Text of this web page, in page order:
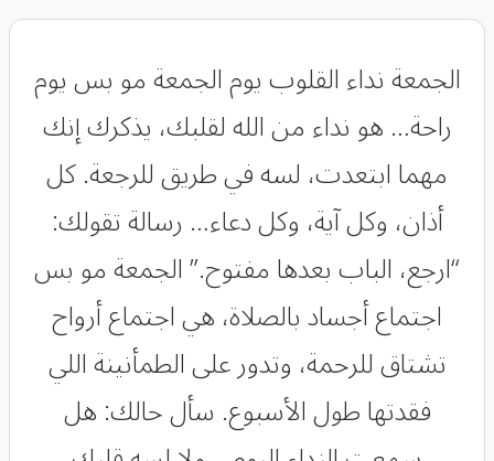
الجمعة نداء القلوب يوم الجمعة مو بس يوم
راحة… هو نداء من الله لقلبك، يذكرك إنك
مهما ابتعدت، لسه في طريق للرجعة. كل
أذان، وكل آية، وكل دعاء… رسالة تقولك:
“ارجع، الباب بعدها مفتوح.” الجمعة مو بس
اجتماع أجساد بالصلاة، هي اجتماع أرواح
تشتاق للرحمة، وتدور على الطمأنينة اللي
فقدتها طول الأسبوع. سأل حالك: هل